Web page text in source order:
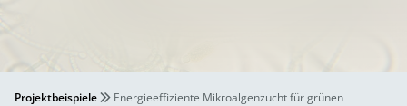
Projektbeispiele
Energieeffiziente Mikroalgenzucht für grünen